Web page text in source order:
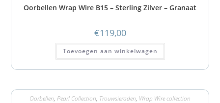
Oorbellen Wrap Wire B15 – Sterling Zilver – Granaat
€119,00
Toevoegen aan winkelwagen
Oorbellen, Pearl Collection, Trouwsieraden, Wrap Wire collection